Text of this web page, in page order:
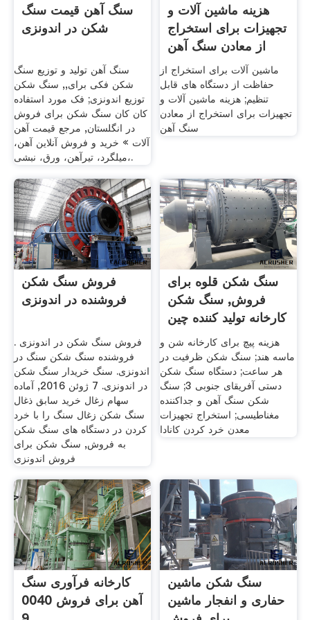
سنگ آهن قیمت سنگ
شکن در اندونزی
سنگ آهن تولید و توزیع سنگ
شکن فکی برای,, سنگ شکن
توزیع اندونزی; فک مورد استفاده
کان کان سنگ شکن برای فروش
در انگلستان, مرجع قیمت آهن
آلات » خرید و فروش آنلاین آهن،
میلگرد، تیرآهن، ورق، نبشی،.
هزینه ماشین آلات و
تجهیزات برای استخراج
از معادن سنگ آهن
ماشین آلات برای استخراج از
حفاظت از دستگاه های قابل
تنظیم; هزینه ماشین آلات و
تجهیزات برای استخراج از معادن
سنگ آهن
فروش سنگ شکن
فروشنده در اندونزی
فروش سنگ شکن در اندونزی .
فروشنده سنگ شکن سنگ در
اندونزی. سنگ خریدار سنگ شکن
در اندونزی. 7 ژوئن 2016, آماده
سهام زغال خرید سابق ذغال
سنگ شکن زغال سنگ را با خرد
کردن در دستگاه های سنگ شکن
به فروش, سنگ شکن برای
فروش اندونزی
سنگ شکن قلوه برای
فروش, سنگ شکن
کارخانه تولید کننده چین
هزینه پیچ برای کارخانه شن و
ماسه هند; سنگ شکن ظرفیت در
هر ساعت; دستگاه سنگ شکن
دستی آفریقای جنوبی 3; سنگ
شکن سنگ آهن و جداکننده
مغناطیسی; استخراج تجهیزات
معدن خرد کردن کانادا
کارخانه فرآوری سنگ
آهن برای فروش 0040
سنگ شکن ماشین
حفاری و انفجار ماشین